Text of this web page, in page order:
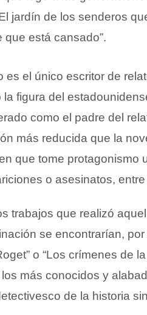
jardín de los senderos
que está cansado”.
es el único escritor de
la figura del
como el padre del
más reducida que la
que tome protagonismo
o asesinatos,
trabajos que realizó
se encontrarían, por
o “Los crímenes de
más conocidos y
de la historia